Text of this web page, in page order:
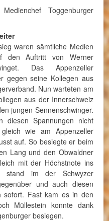
Toggenburger
waren sämtliche Medien
den Auftritt von Werner
Das Appenzeller
gegen seine Kollegen aus
Nun warteten am
aus der Innerschweiz
jungen Sennenschwinger.
diesen Spannungen nicht
wie am Appenzeller
auf. So besiegte er beim
Lang und den Obwaldner
mit der Höchstnote ins
stand im der Schwyzer
und auch diesen
sofort. Fast kam es in den
Müllestein konnte dank
besiegen.